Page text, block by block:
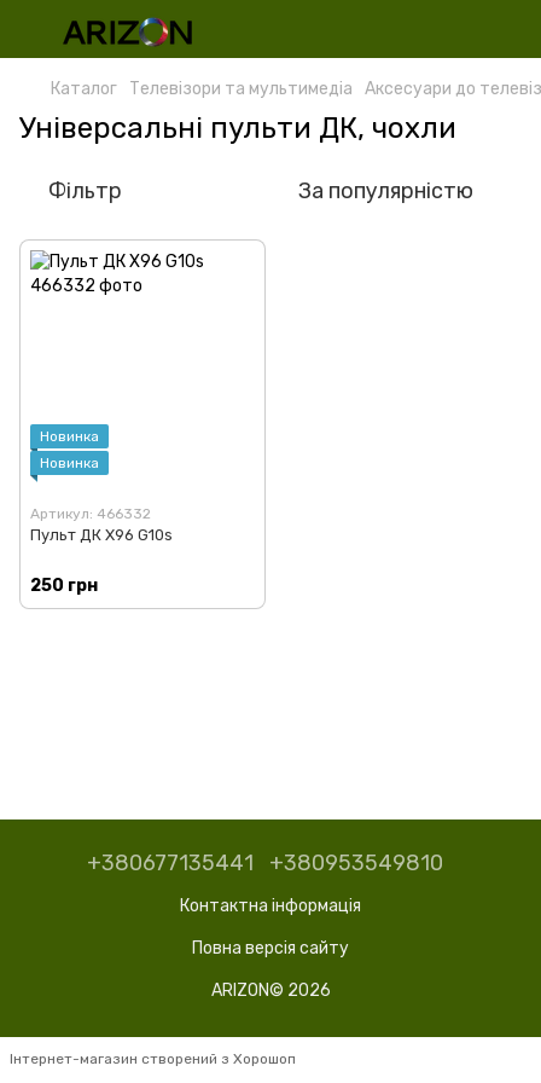
Каталог Телевізори та мультимедіа Аксесуари до
Універсальні пульти ДК, чохли
Фільтр За популярністю
Новинка
Новинка
Артикул: 466332
Пульт ДК X96 G10s
250 грн
+380677135441 +380953549810
Контактна інформація
Повна версія сайту
ARIZON© 2026
Інтернет-магазин створений з Хорошоп